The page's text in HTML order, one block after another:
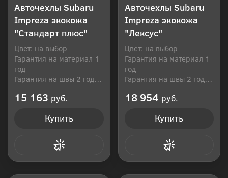
Авточехлы Subaru
Impreza экокожа
"Стандарт плюс"
Цвет: на выбор
Гарантия на материал 1
год
Гарантия на швы 2 года
15 163 руб.
Купить
Авточехлы Subaru
Impreza экокожа
"Лексус"
Цвет: на выбор
Гарантия на материал 1
год
Гарантия на швы 2 года
18 954 руб.
Купить